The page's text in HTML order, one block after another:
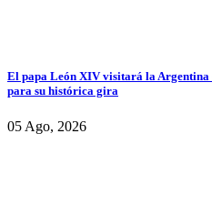
El papa León XIV visitará la Argentina
para su histórica gira
05 Ago, 2026